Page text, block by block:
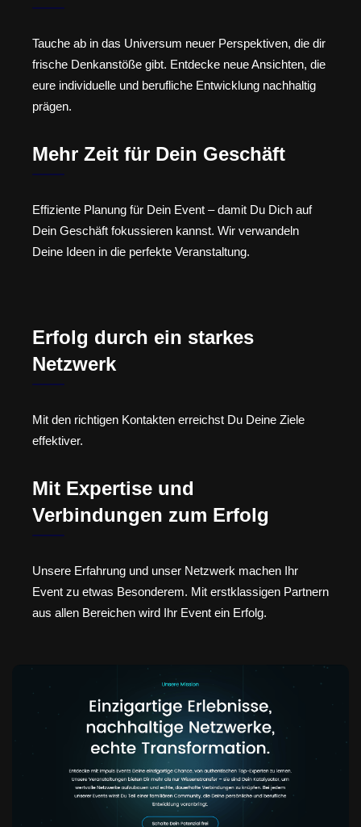
Tauche ab in das Universum neuer Perspektiven, die dir
frische Denkanstöße gibt. Entdecke neue Ansichten, die
eure individuelle und berufliche Entwicklung nachhaltig
prägen.
Mehr Zeit für Dein Geschäft
Effiziente Planung für Dein Event – damit Du Dich auf
Dein Geschäft fokussieren kannst. Wir verwandeln
Deine Ideen in die perfekte Veranstaltung.
Erfolg durch ein starkes
Netzwerk
Mit den richtigen Kontakten erreichst Du Deine Ziele
effektiver.
Mit Expertise und
Verbindungen zum Erfolg
Unsere Erfahrung und unser Netzwerk machen Ihr
Event zu etwas Besonderem. Mit erstklassigen Partnern
aus allen Bereichen wird Ihr Event ein Erfolg.